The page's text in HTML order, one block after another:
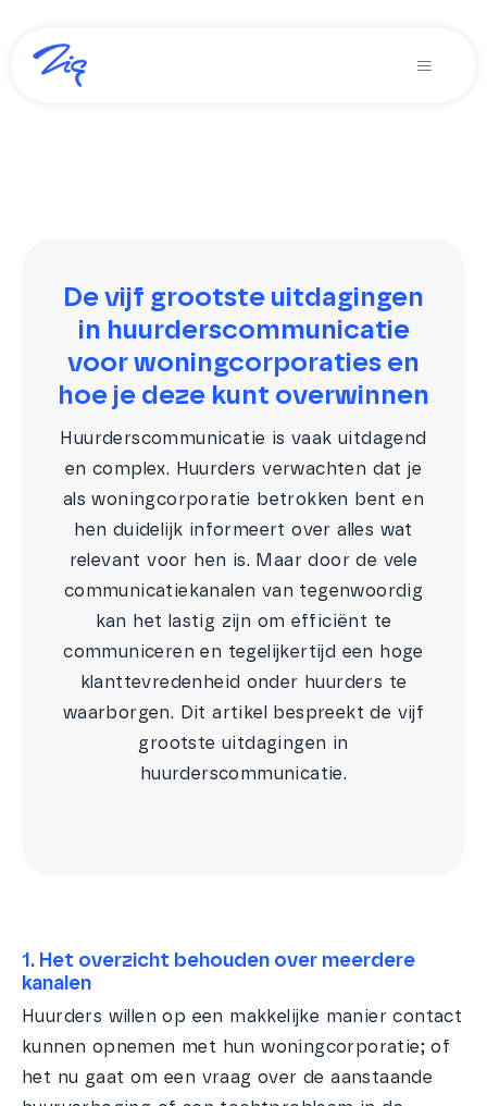
inhoud
Toggle
Zig365 | Demo
Zoeken
De vijf grootste uitdagingen
in huurderscommunicatie
voor woningcorporaties en
hoe je deze kunt overwinnen
Huurderscommunicatie is vaak uitdagend
en complex. Huurders verwachten dat je
als woningcorporatie betrokken bent en
hen duidelijk informeert over alles wat
relevant voor hen is. Maar door de vele
communicatiekanalen van tegenwoordig
kan het lastig zijn om efficiënt te
communiceren en tegelijkertijd een hoge
klanttevredenheid onder huurders te
waarborgen. Dit artikel bespreekt de vijf
grootste uitdagingen in
huurderscommunicatie.
1. Het overzicht behouden over meerdere
kanalen
Huurders willen op een makkelijke manier contact
kunnen opnemen met hun woningcorporatie; of
het nu gaat om een vraag over de aanstaande